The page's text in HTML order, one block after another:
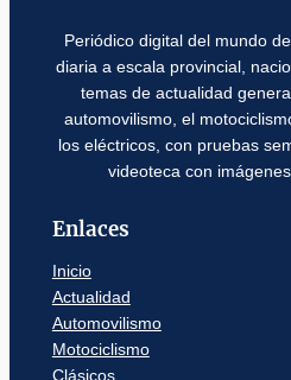
Periódico digital del mundo
diaria a escala provincial,
temas de actualidad
automovilismo, el
los eléctricos, con pruebas
videoteca con
Enlaces
Inicio
Actualidad
Automovilismo
Motociclismo
Clásicos